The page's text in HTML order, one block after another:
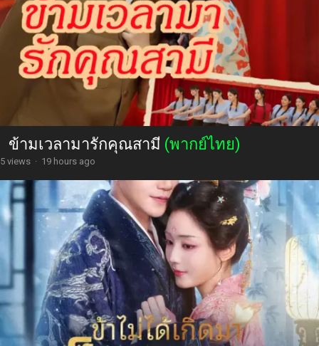
ข้ามเวลามารักคุณสามี (พากย์ไทย)
5 views · 19 hours ago